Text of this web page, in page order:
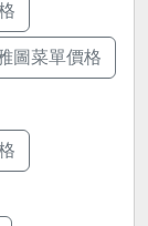
圖菜單價格